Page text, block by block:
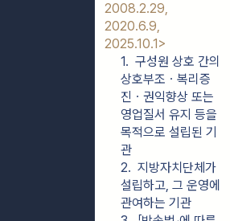
2008.2.29,
2020.6.9,
2025.10.1>
1.  구성원 상호 간의
상호부조ㆍ복리증
진ㆍ권익향상 또는
영업질서 유지 등을
목적으로 설립된 기
관
2.  지방자치단체가
설립하고, 그 운영에
관여하는 기관